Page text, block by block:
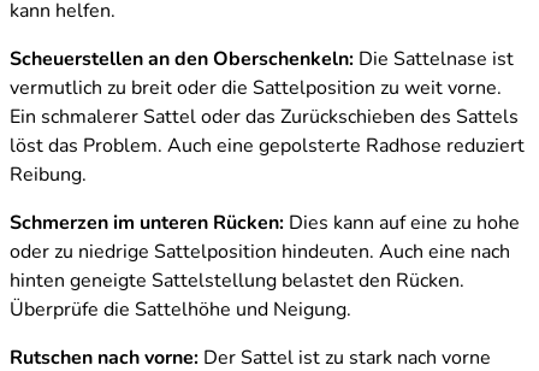
kann helfen.
Scheuerstellen an den Oberschenkeln: Die Sattelnase ist
vermutlich zu breit oder die Sattelposition zu weit vorne.
Ein schmalerer Sattel oder das Zurückschieben des Sattels
löst das Problem. Auch eine gepolsterte Radhose reduziert
Reibung.
Schmerzen im unteren Rücken: Dies kann auf eine zu hohe
oder zu niedrige Sattelposition hindeuten. Auch eine nach
hinten geneigte Sattelstellung belastet den Rücken.
Überprüfe die Sattelhöhe und Neigung.
Rutschen nach vorne: Der Sattel ist zu stark nach vorne